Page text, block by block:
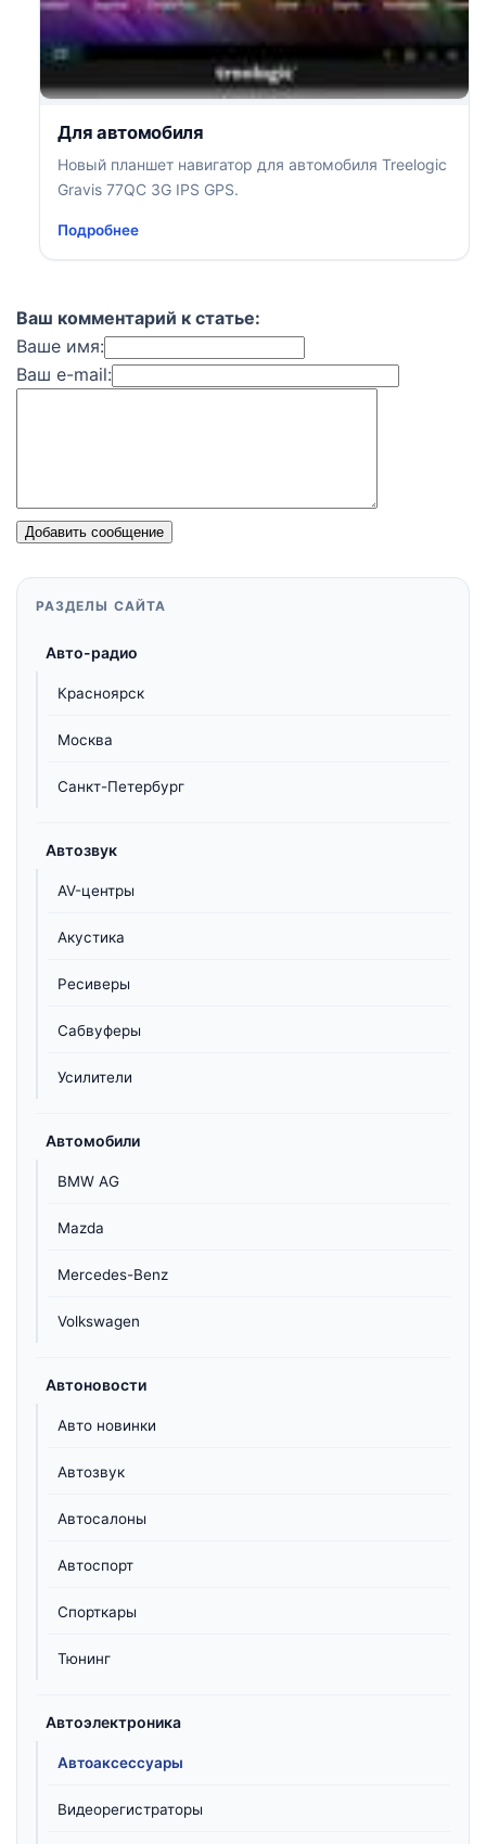
Для автомобиля
Новый планшет навигатор для автомобиля Treelogic
Gravis 77QC 3G IPS GPS.
Подробнее
Ваш комментарий к статье:
Ваше имя:
Ваш e-mail:
Добавить сообщение
РАЗДЕЛЫ САЙТА
Авто-радио
Красноярск
Москва
Санкт-Петербург
Автозвук
AV-центры
Акустика
Ресиверы
Сабвуферы
Усилители
Автомобили
BMW AG
Mazda
Mercedes-Benz
Volkswagen
Автоновости
Авто новинки
Автозвук
Автосалоны
Автоспорт
Спорткары
Тюнинг
Автоэлектроника
Автоаксессуары
Видеорегистраторы